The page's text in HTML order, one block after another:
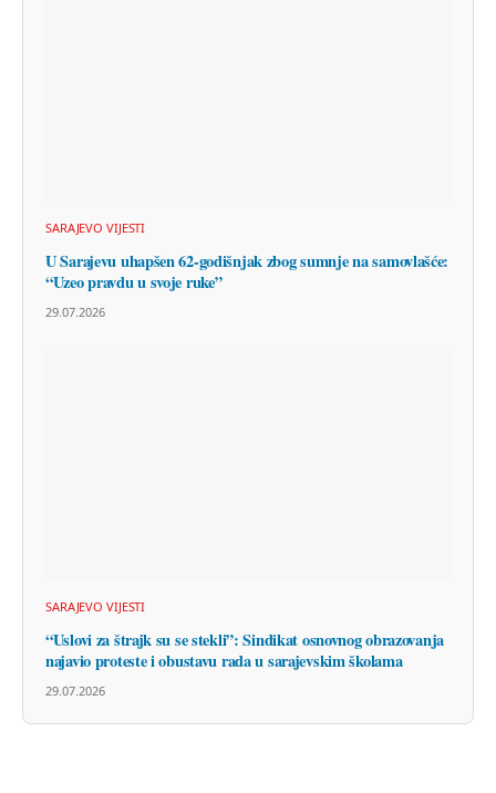
SARAJEVO VIJESTI
U Sarajevu uhapšen 62-godišnjak zbog sumnje na samovlašće:
“Uzeo pravdu u svoje ruke”
29.07.2026
SARAJEVO VIJESTI
“Uslovi za štrajk su se stekli”: Sindikat osnovnog obrazovanja
najavio proteste i obustavu rada u sarajevskim školama
29.07.2026